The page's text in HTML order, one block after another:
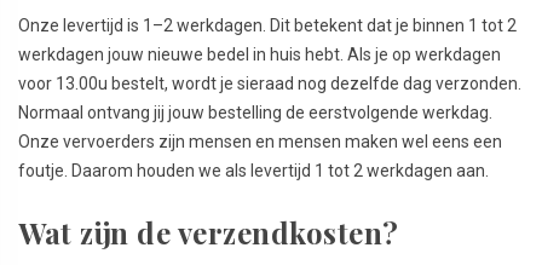
Onze levertijd is 1–2 werkdagen. Dit betekent dat je binnen 1 tot 2
werkdagen jouw nieuwe bedel in huis hebt. Als je op werkdagen
voor 13.00u bestelt, wordt je sieraad nog dezelfde dag verzonden.
Normaal ontvang jij jouw bestelling de eerstvolgende werkdag.
Onze vervoerders zijn mensen en mensen maken wel eens een
foutje. Daarom houden we als levertijd 1 tot 2 werkdagen aan.
Wat zijn de verzendkosten?